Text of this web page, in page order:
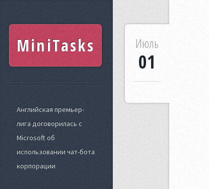
MiniTasks
Английская премьер-
лига договорилась с
Microsoft об
использовании чат-бота
корпорации
Июль
01